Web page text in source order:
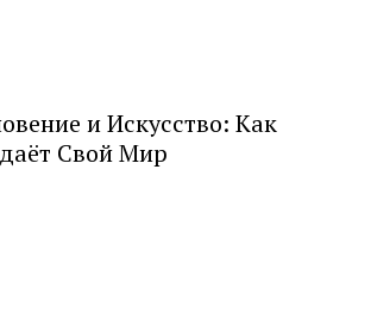
и Искусство: Как
Свой Мир